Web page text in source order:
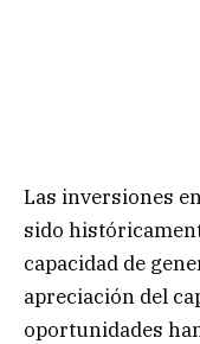
Las inversiones
sido
capacidad de
apreciación del
oportunidades